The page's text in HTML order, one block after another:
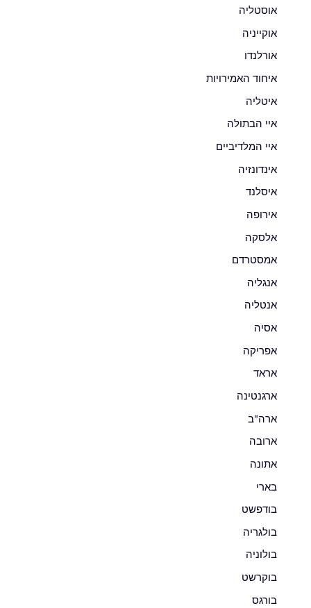
אוסטליה
אוקייניה
אורלנדו
איחוד האמירויות
איטליה
איי הבתולה
איי המלדיביים
אינדונזיה
איסלנד
אירופה
אלסקה
אמסטרדם
אנגליה
אנטליה
אסיה
אפריקה
אראד
ארגנטינה
ארה"ב
ארובה
אתונה
בארי
בודפשט
בולגריה
בולוניה
בוקרשט
בורגס